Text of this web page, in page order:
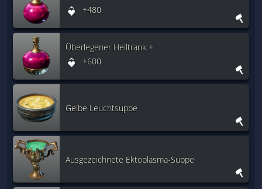
+480
Überlegener Heiltrank +
+600
Gelbe Leuchtsuppe
Ausgezeichnete Ektoplasma-Suppe